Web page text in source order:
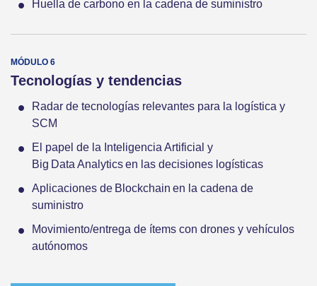
Huella de carbono en la cadena de suministro
Tecnologías y tendencias
Radar de tecnologías relevantes para la logística y
SCM
El papel de la Inteligencia Artificial y
Big Data Analytics en las decisiones logísticas
Aplicaciones de Blockchain en la cadena de
suministro
Movimiento/entrega de ítems con drones y vehículos
autónomos